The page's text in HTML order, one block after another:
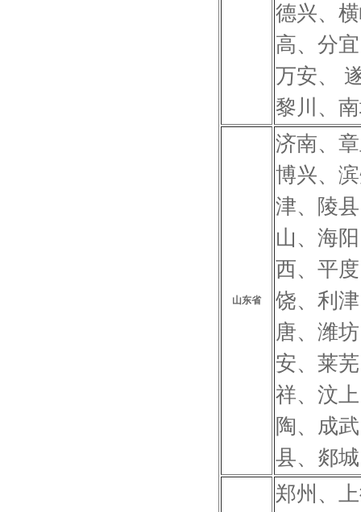
德兴、
高、分
万安、
黎川、
山东省
济南、
博兴、
津、陵
山、海
西、平
饶、利
唐、潍
安、莱
祥、汶
陶、成
县、郯
郑州、